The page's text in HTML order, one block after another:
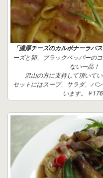
「濃厚チーズのカルボナーラパ
ーズと卵、ブラックペッパーの
ない一品！
沢山の方に支持して頂いてい
セットにはスープ、サラダ、パ
います。￥